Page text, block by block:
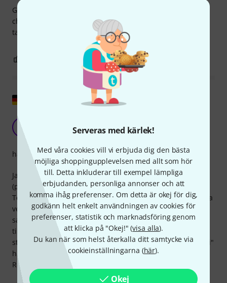
Serveras med kärlek!
Med våra cookies vill vi erbjuda dig den bästa
möjliga shoppingupplevelsen med allt som hör
till. Detta inkluderar till exempel lämpliga
erbjudanden, personliga annonser och att
komma ihåg preferenser. Om detta är okej för dig,
godkänn helt enkelt användningen av cookies för
preferenser, statistik och marknadsföring genom
att klicka på "Okej!" (visa alla).
Du kan när som helst återkalla ditt samtycke via
cookieinställningarna (här).
Okej
Great product. Allows me to practice more quietly without
changing the feel of how the banjo plays. The mute can be
taken on and off easily too.
ANMÄL RECENSION
S
sandy6f7 13.06.2018
Jag fick nyligen höra talas om dessa banjo-mute-skydd
(precis i tid, eftersom jag skulle bygga om min gamla
Telecaster till en övningsbanjo), och köpte omedelbart båda
versionerna här. Båda sänker volymen otroligt mycket
samtidigt som de bibehåller bra sustain, vilket gör banjon
till ett grannvänligt instrument. Skjut dem helt enkelt över
stallet under strängarna, som en klämma. "Gold Tone Lucci"
har ett något ljusare ljud än "Gold Tone Ultimate Mute".
Rekommenderas starkt och är min favorit.
hantverkskvalitet